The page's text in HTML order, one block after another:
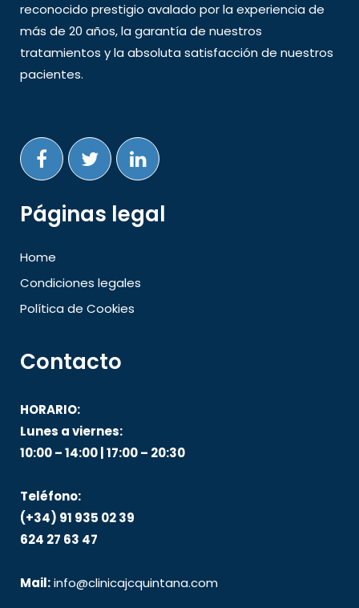
reconocido prestigio avalado por la experiencia de
más de 20 años, la garantía de nuestros
tratamientos y la absoluta satisfacción de nuestros
pacientes.
Páginas legal
Home
Condiciones legales
Política de Cookies
Contacto
HORARIO:
Lunes a viernes:
10:00 – 14:00 | 17:00 – 20:30
Teléfono:
(+34) 91 935 02 39
624 27 63 47
Mail:info@clinicajcquintana.com